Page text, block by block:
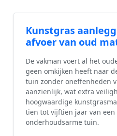
Kunstgras
afvoer van oud
De vakman voert al het
geen omkijken heeft naar
tuin zonder oneffenheden
aanzienlijk, wat extra
hoogwaardige
tien tot vijftien jaar van een
onderhoudsarme tuin.